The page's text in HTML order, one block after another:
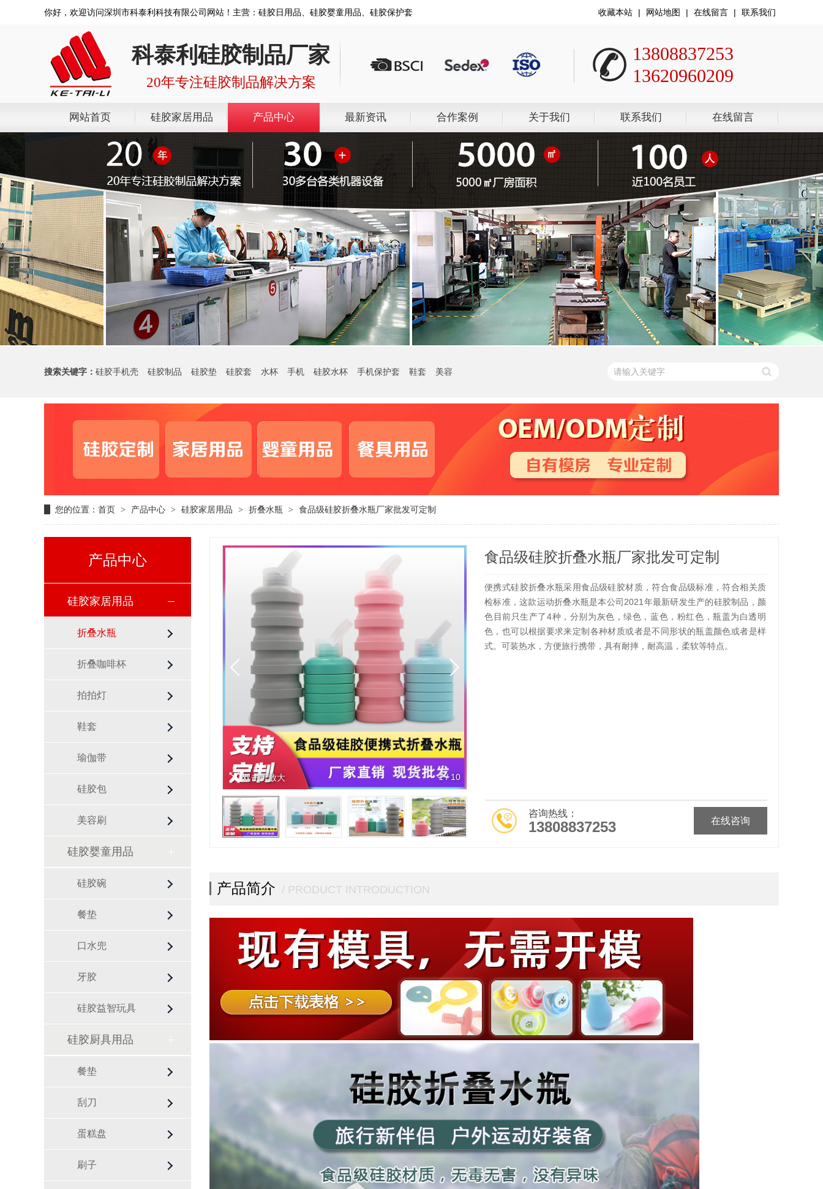
你好，欢迎访问深圳市科泰利科技有限公司网站！主营：硅胶日用品、硅胶婴童用品、硅胶保护套 收藏本站 | 网站地图 | 在线留言 | 联系我们
科泰利硅胶制品厂家
20年专注硅胶制品解决方案
13808837253
13620960209
网站首页 硅胶家居用品 产品中心 最新资讯 合作案例 关于我们 联系我们 在线留言
搜索关键字： 硅胶手机壳 硅胶制品 硅胶垫 硅胶套 水杯 手机 硅胶水杯 手机保护套 鞋套 美容
您的位置： 首页 > 产品中心 > 硅胶家居用品 > 折叠水瓶 > 食品级硅胶折叠水瓶厂家批发可定制
产品中心
硅胶家居用品
折叠水瓶
折叠咖啡杯
拍拍灯
鞋套
瑜伽带
硅胶包
美容刷
硅胶婴童用品
硅胶碗
餐垫
口水兜
牙胶
硅胶益智玩具
硅胶厨具用品
餐垫
刮刀
蛋糕盘
刷子
1/10
双击可放大
食品级硅胶折叠水瓶厂家批发可定制
便携式硅胶折叠水瓶采用食品级硅胶材质，符合食品级标准，符合相关质
检标准，这款运动折叠水瓶是本公司2021年最新研发生产的硅胶制品，颜
色目前只生产了4种，分别为灰色，绿色，蓝色，粉红色，瓶盖为白透明
色，也可以根据要求来定制各种材质或者是不同形状的瓶盖颜色或者是样
式。可装热水，方便旅行携带，具有耐摔，耐高温，柔软等特点。
在线咨询
咨询热线：
13808837253
产品简介 / PRODUCT INTRODUCTION